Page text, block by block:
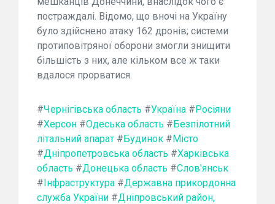
постраждалі. Відомо, що вночі на Україну
було здійснено атаку 162 дронів; системи
протиповітряної оборони змогли знищити
більшість з них, але кільком все ж таки
вдалося прорватися.
#Чернігівська область #Україна #Росіяни
#Херсон #Одеська область #Безпілотний
літальний апарат #Будинок #Місто
#Дніпропетровська область #Харківська
область #Донецька область #Слов'янськ
#Інфраструктура #Державна прикордонна
служба України #Дніпровський район,